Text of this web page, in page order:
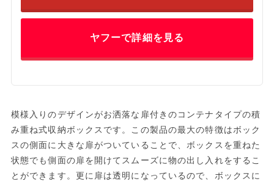
ヤフーで詳細を見る
模様入りのデザインがお洒落な扉付きのコンテナタイプの積
み重ね式収納ボックスです。この製品の最大の特徴はボック
スの側面に大きな扉がついていることで、ボックスを重ねた
状態でも側面の扉を開けてスムーズに物の出し入れをするこ
とができます。更に扉は透明になっているので、ボックスに